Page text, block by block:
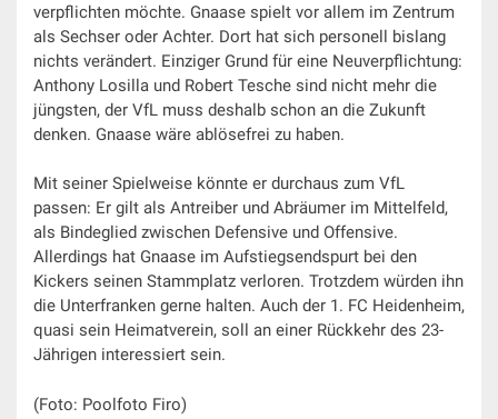
verpflichten möchte. Gnaase spielt vor allem im Zentrum
als Sechser oder Achter. Dort hat sich personell bislang
nichts verändert. Einziger Grund für eine Neuverpflichtung:
Anthony Losilla und Robert Tesche sind nicht mehr die
jüngsten, der VfL muss deshalb schon an die Zukunft
denken. Gnaase wäre ablösefrei zu haben.
Mit seiner Spielweise könnte er durchaus zum VfL
passen: Er gilt als Antreiber und Abräumer im Mittelfeld,
als Bindeglied zwischen Defensive und Offensive.
Allerdings hat Gnaase im Aufstiegsendspurt bei den
Kickers seinen Stammplatz verloren. Trotzdem würden ihn
die Unterfranken gerne halten. Auch der 1. FC Heidenheim,
quasi sein Heimatverein, soll an einer Rückkehr des 23-
Jährigen interessiert sein.
(Foto: Poolfoto Firo)